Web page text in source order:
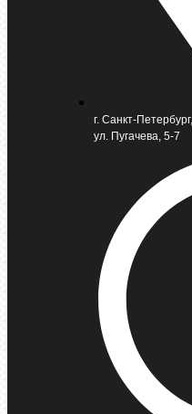
г. Санкт-Петербург,
ул. Пугачева, 5-7